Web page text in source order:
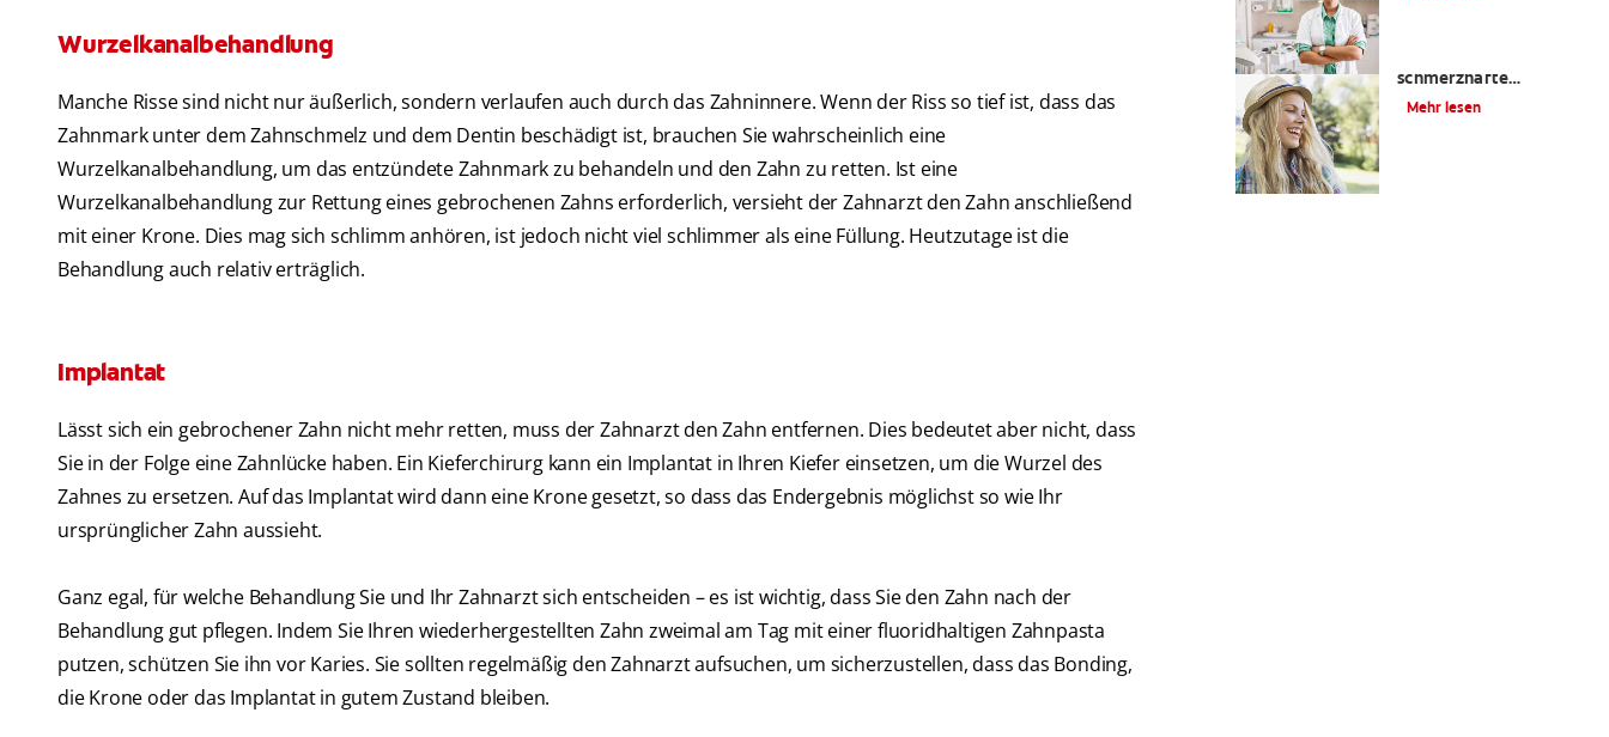
Wurzelkanalbehandlung
Manche Risse sind nicht nur äußerlich, sondern verlaufen auch durch das Zahninnere. Wenn der Riss so tief ist, dass das
Zahnmark unter dem Zahnschmelz und dem Dentin beschädigt ist, brauchen Sie wahrscheinlich eine
Wurzelkanalbehandlung, um das entzündete Zahnmark zu behandeln und den Zahn zu retten. Ist eine
Wurzelkanalbehandlung zur Rettung eines gebrochenen Zahns erforderlich, versieht der Zahnarzt den Zahn anschließend
mit einer Krone. Dies mag sich schlimm anhören, ist jedoch nicht viel schlimmer als eine Füllung. Heutzutage ist die
Behandlung auch relativ erträglich.
Implantat
Lässt sich ein gebrochener Zahn nicht mehr retten, muss der Zahnarzt den Zahn entfernen. Dies bedeutet aber nicht, dass
Sie in der Folge eine Zahnlücke haben. Ein Kieferchirurg kann ein Implantat in Ihren Kiefer einsetzen, um die Wurzel des
Zahnes zu ersetzen. Auf das Implantat wird dann eine Krone gesetzt, so dass das Endergebnis möglichst so wie Ihr
ursprünglicher Zahn aussieht.
Ganz egal, für welche Behandlung Sie und Ihr Zahnarzt sich entscheiden – es ist wichtig, dass Sie den Zahn nach der
Behandlung gut pflegen. Indem Sie Ihren wiederhergestellten Zahn zweimal am Tag mit einer fluoridhaltigen Zahnpasta
putzen, schützen Sie ihn vor Karies. Sie sollten regelmäßig den Zahnarzt aufsuchen, um sicherzustellen, dass das Bonding,
die Krone oder das Implantat in gutem Zustand bleiben.
schmerzhafte
Angelegenheit?
Mehr lesen